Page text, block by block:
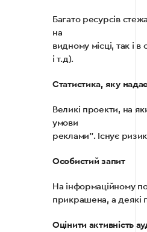
Багато ресурсів
на
видному місці, так і
і т.д).
Статистика, яку
Великі проекти, на
умови
реклами”. Існує
Особистий запит
На інформаційному
прикрашена, а деякі
Оцінити активність